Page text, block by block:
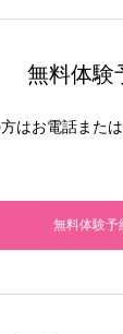
無料体験
はお電話また
無料体験予